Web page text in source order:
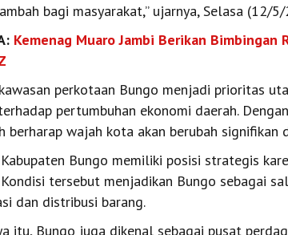
bagi masyarakat,” ujarnya, Selasa (12/
Kemenag Muaro Jambi Berikan Bimbingan
perkotaan Bungo menjadi prioritas
pertumbuhan ekonomi daerah.
berharap wajah kota akan berubah signifikan
Bungo memiliki posisi strategis
tersebut menjadikan Bungo sebagai
dan distribusi barang.
itu, Bungo juga dikenal sebagai pusat